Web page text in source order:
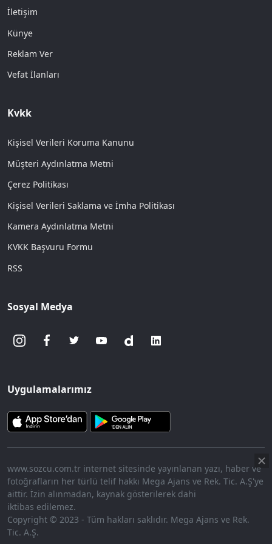
İletişim
Künye
Reklam Ver
Vefat İlanları
Kvkk
Kişisel Verileri Koruma Kanunu
Müşteri Aydınlatma Metni
Çerez Politikası
Kişisel Verileri Saklama ve İmha Politikası
Kamera Aydınlatma Metni
KVKK Başvuru Formu
RSS
Sosyal Medya
Uygulamalarımız
www.sozcu.com.tr internet sitesinde yayınlanan yazı, haber ve
fotoğrafların her türlü telif hakkı Mega Ajans ve Rek. Tic. A.Ş'ye
aittir. İzin alınmadan, kaynak gösterilerek dahi
iktibas edilemez.
Copyright © 2023 - Tüm hakları saklıdır. Mega Ajans ve Rek.
Tic. A.Ş.